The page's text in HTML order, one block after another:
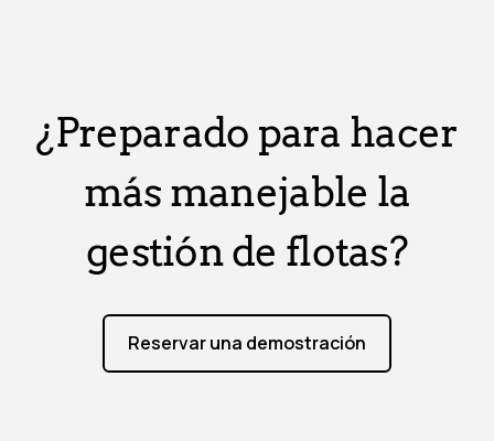
¿Preparado para hacer
más manejable la
gestión de flotas?
Reservar una demostración